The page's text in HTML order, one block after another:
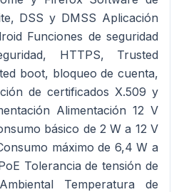
DSS y DMSS Aplicación
Funciones de seguridad
HTTPS, Trusted
boot, bloqueo de cuenta,
de certificados X.509 y
Alimentación 12 V
básico de 2 W a 12 V
máximo de 6,4 W a
Tolerancia de tensión de
Temperatura de